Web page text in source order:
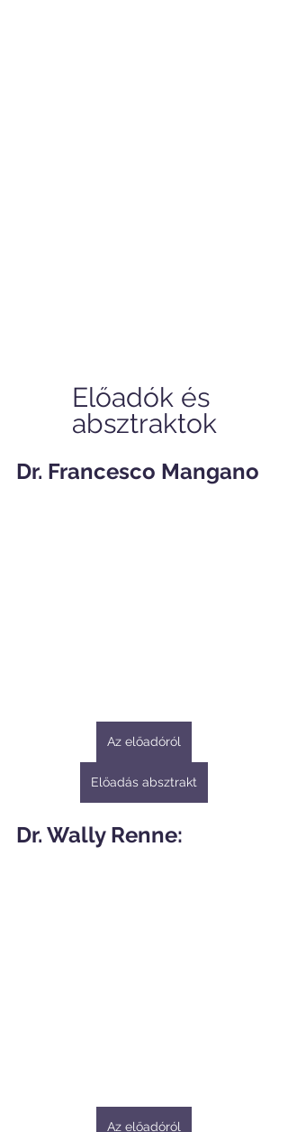
Előadók és
absztraktok
Dr. Francesco Mangano
Az előadóról
Előadás absztrakt
Dr. Wally Renne:
Az előadóról